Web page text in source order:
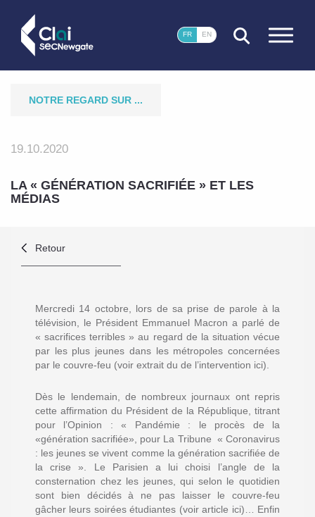
FERMER
FR EN
NOTRE REGARD SUR ...
19.10.2020
LA « GÉNÉRATION SACRIFIÉE » ET LES
MÉDIAS
Retour
Mercredi 14 octobre, lors de sa prise de parole à la
télévision, le Président Emmanuel Macron a parlé de
« sacrifices terribles » au regard de la situation vécue
par les plus jeunes dans les métropoles concernées
par le couvre-feu (voir extrait du de l’intervention ici)
Dès le lendemain, de nombreux journaux ont repris
cette affirmation du Président de la République, titrant
pour l’Opinion :« Pandémie : le procès de la
«génération sacrifiée» , pour La Tribune « Coronavirus
: les jeunes se vivent comme la génération sacrifiée de
la crise » . Le Parisien a lui choisi l’angle de la
consternation chez les jeunes, qui selon le quotidien
sont bien décidés à ne pas laisser le couvre-feu
gâcher leurs soirées étudiantes (voir article ici)…
Enfin